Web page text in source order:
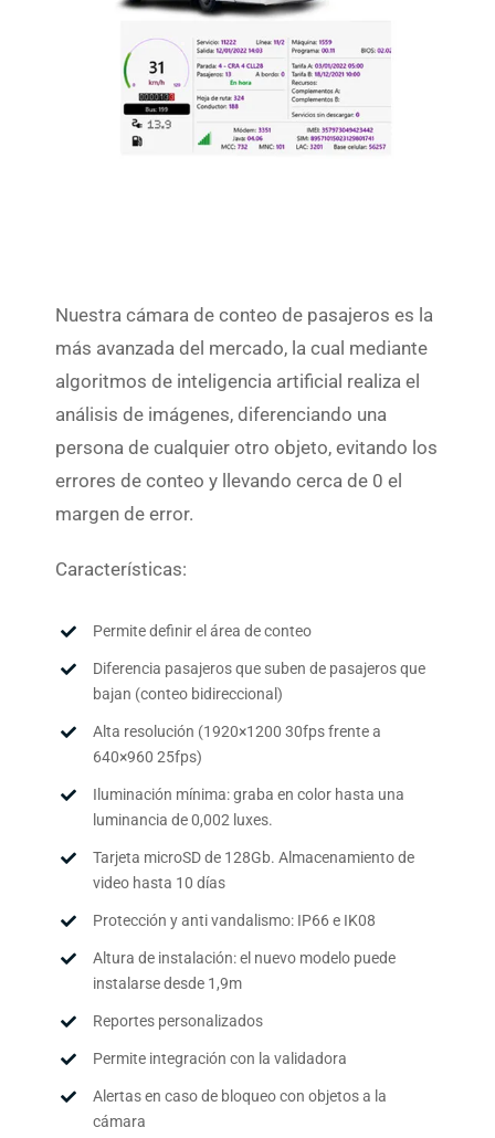
Nuestra cámara de conteo de pasajeros es la
más avanzada del mercado, la cual mediante
algoritmos de inteligencia artificial realiza el
análisis de imágenes, diferenciando una
persona de cualquier otro objeto, evitando los
errores de conteo y llevando cerca de 0 el
margen de error.
Características:
Permite definir el área de conteo
Diferencia pasajeros que suben de pasajeros que
bajan (conteo bidireccional)
Alta resolución (1920×1200 30fps frente a
640×960 25fps)
Iluminación mínima: graba en color hasta una
luminancia de 0,002 luxes.
Tarjeta microSD de 128Gb. Almacenamiento de
video hasta 10 días
Protección y anti vandalismo: IP66 e IK08
Altura de instalación: el nuevo modelo puede
instalarse desde 1,9m
Reportes personalizados
Permite integración con la validadora
Alertas en caso de bloqueo con objetos a la
cámara